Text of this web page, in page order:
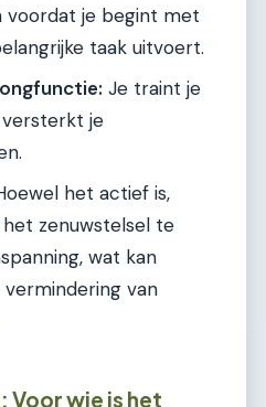
voordat je begint met
taak uitvoert.
Je traint je
je
het actief is,
zenuwstelsel te
wat kan
vermindering van
Voor wie is het